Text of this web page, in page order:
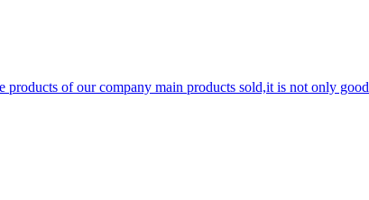
of our company main products sold,it is not only